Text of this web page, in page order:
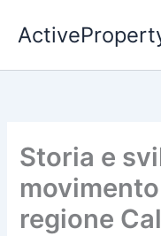
Storia e
regione